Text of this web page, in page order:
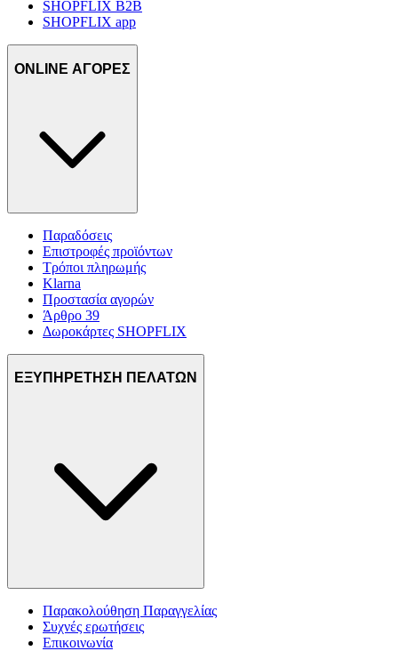
για να αποθηκεύουμε και να έχουμε πρόσβαση σε πληροφορίες
στη συσκευή σας, με σκοπό την προβολή εξατομικευμένων
μας και την ανάπτυξη προϊόντων. Επίσης, κοινοποιούμε
δικτύωσης, διαφημίσεων και ανάλυσης.
SHOPFLIX B2B
SHOPFLIX app
ONLINE ΑΓΟΡΕΣ
Παραδόσεις
Επιστροφές προϊόντων
Τρόποι πληρωμής
Klarna
Προστασία αγορών
Άρθρο 39
Δωροκάρτες SHOPFLIX
ΕΞΥΠΗΡΕΤΗΣΗ ΠΕΛΑΤΩΝ
Παρακολούθηση Παραγγελίας
Συχνές ερωτήσεις
Επικοινωνία